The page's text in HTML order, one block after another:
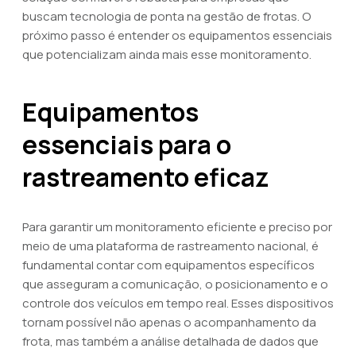
buscam tecnologia de ponta na gestão de frotas. O
próximo passo é entender os equipamentos essenciais
que potencializam ainda mais esse monitoramento.
Equipamentos
essenciais para o
rastreamento eficaz
Para garantir um monitoramento eficiente e preciso por
meio de uma plataforma de rastreamento nacional, é
fundamental contar com equipamentos específicos
que asseguram a comunicação, o posicionamento e o
controle dos veículos em tempo real. Esses dispositivos
tornam possível não apenas o acompanhamento da
frota, mas também a análise detalhada de dados que